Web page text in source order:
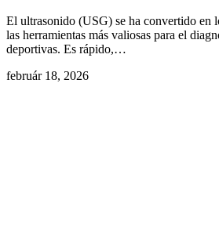
El ultrasonido (USG) se ha convertido en
las herramientas más valiosas para el
deportivas. Es rápido,…
február 18, 2026